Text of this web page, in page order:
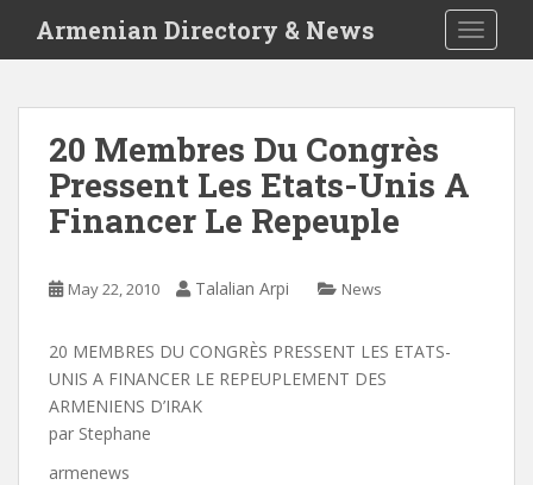
i
Armenian Directory & News
20 Membres Du Congrès
Pressent Les Etats-Unis A
Financer Le Repeuple
May 22, 2010 Talalian Arpi News
20 MEMBRES DU CONGRÈS PRESSENT LES ETATS-
UNIS A FINANCER LE REPEUPLEMENT DES
ARMENIENS D’IRAK
par Stephane
armenews